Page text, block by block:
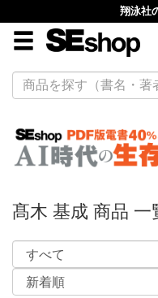
翔泳社
髙木 基成 商品 一